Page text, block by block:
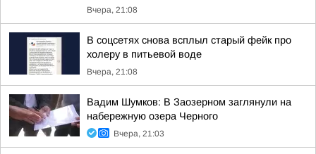
Вчера, 21:08
В соцсетях снова всплыл старый фейк про
холеру в питьевой воде
Вчера, 21:08
Вадим Шумков: В Заозерном заглянули на
набережную озера Черного
Вчера, 21:03